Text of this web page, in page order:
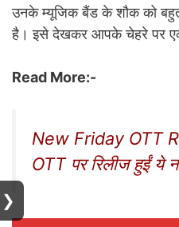
उनके म्यूजिक बैंड के शौक को बहुत
है। इसे देखकर आपके चेहरे पर एक
Read More:-
New Friday OTT
OTT पर रिलीज हुईं ये
❯